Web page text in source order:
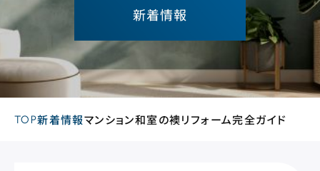
プ
新着情報
TOP新着情報マンション和室の襖リフォーム完全ガイド